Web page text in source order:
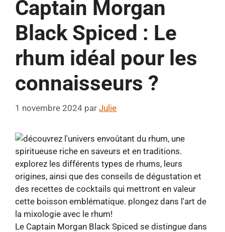
Captain Morgan
Black Spiced : Le
rhum idéal pour les
connaisseurs ?
1 novembre 2024 par Julie
Le Captain Morgan Black Spiced se distingue dans